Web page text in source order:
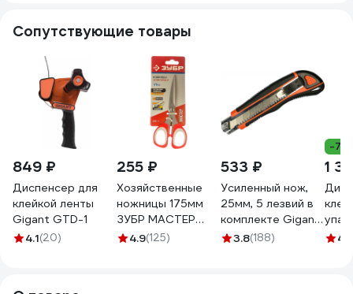
Сопутствующие товары
849 ₽
Диспенсер для
клейкой ленты
Gigant GTD-1
4.1(20)
255 ₽
Хозяйственные
ножницы 175мм
ЗУБР МАСТЕР
40441-17
4.9(125)
533 ₽
Усиленный нож,
25мм, 5 лезвий в
комплекте Gigant
GWK 626
3.8(188)
-7%
1
4.9